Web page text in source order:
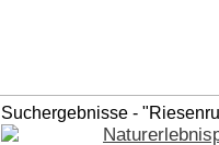
Suchergebnisse -